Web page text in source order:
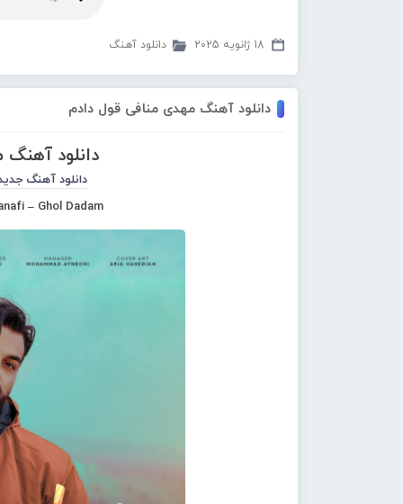
18 ژانویه 2025 دانلود آهنگ
دانلود آهنگ مهدی منافی قول دادم
دانلود
دانلود آهنگ
– Ghol Dadam